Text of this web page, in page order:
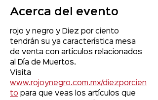
Acerca del evento
rojo y negro y Diez por ciento
tendrán su ya característica mesa
de venta con artículos relacionados
al Día de Muertos.
Visita
www.rojoynegro.com.mx/diezporcien
to para que veas los artículos que